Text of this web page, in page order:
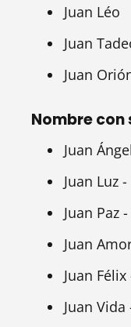
Juan Léo
Juan
Juan
Nombre
Juan
Juan Luz
Juan Paz
Juan
Juan
Juan